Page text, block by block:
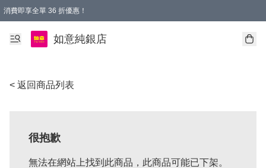
消費即享全單 36 折優惠！
購物满$50，全國包郵。Free shopping on orders over $50.
如意純銀店
< 返回商品列表
很抱歉
無法在網站上找到此商品，此商品可能已下架。